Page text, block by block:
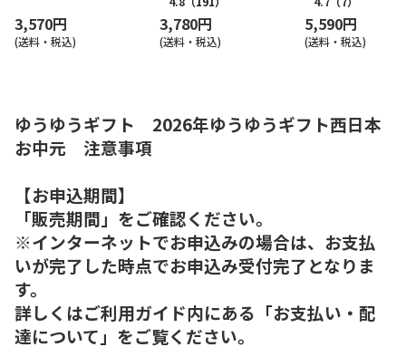
3,570円
(送料・税込)
3,780円
(送料・税込)
5,590円
(送料・税込)
ゆうゆうギフト 2026年ゆうゆうギフト西日本
お中元 注意事項
【お申込期間】
「販売期間」をご確認ください。
※インターネットでお申込みの場合は、お支払
いが完了した時点でお申込み受付完了となりま
す。
詳しくはご利用ガイド内にある「お支払い・配
達について」をご覧ください。